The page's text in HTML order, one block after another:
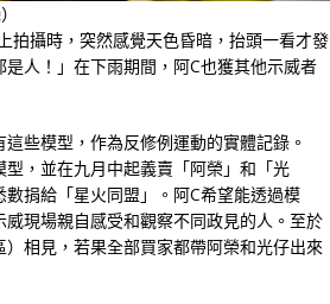
拍攝時，突然感覺天色昏暗，抬頭一看才發
人！」在下雨期間，阿C也獲其他示威者
些模型，作為反修例運動的實體記錄。
型，並在九月中起義賣「阿榮」和「光
捐給「星火同盟」。阿C希望能透過模
現場親自感受和觀察不同政見的人。至於
相見，若果全部買家都帶阿榮和光仔出來